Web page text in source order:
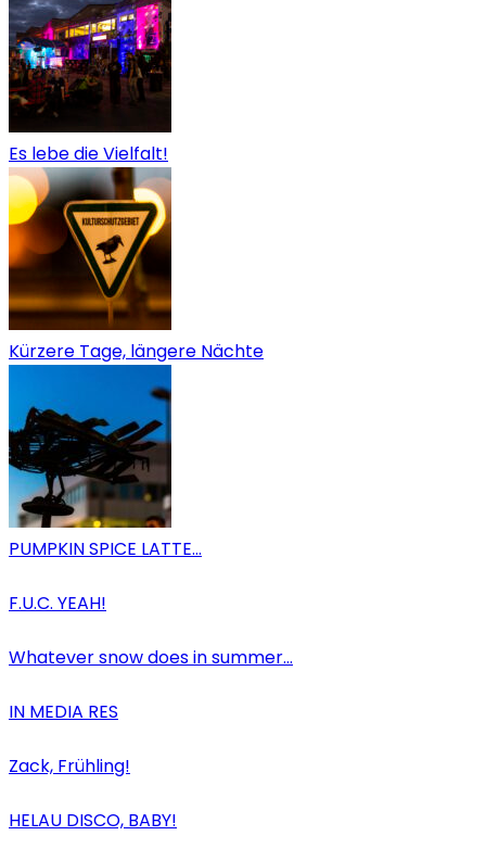
Es lebe die Vielfalt!
Kürzere Tage, längere Nächte
PUMPKIN SPICE LATTE…
F.U.C. YEAH!
Whatever snow does in summer…
IN MEDIA RES
Zack, Frühling!
HELAU DISCO, BABY!